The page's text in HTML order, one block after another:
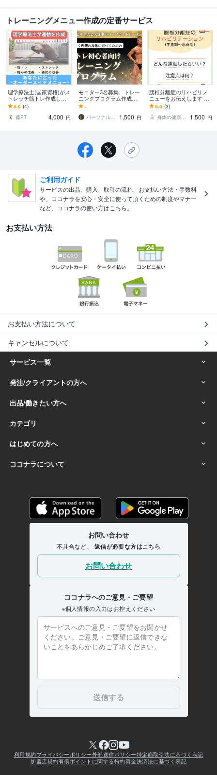
トレーニングメニュー作成の定番サービス
理学療法士(国家資格)がス
トレッチ筋トレ作成しま
す 柔軟性、筋力、肩こ
り・腰痛など痛み・疲労
改善メニュー作成
5.0 (4)
藤PT
4,000 円
モニター3名募集 トレー
ニングプログラム作成し
ます 筋トレ初心者向け
完全オーダーメイドでの
筋トレプログラム作成
-
パーソナルトレーナー 今枝よしき
1,500 円
腰椎分離症のリハビリメ
ニューをお伝えします ス
ポーツの復帰に向けたト
レーニング30種類を提案
します
5.0 (3)
身体の健康をサポートし隊PT
1,500 円
ご利用ガイド
サービスの出品、購入、取引の流れ、お支払い方法・手数料
や、ココナラを安心・安全に使って頂くための制度やマナー
など、ココナラの使い方はこちら。
お支払い方法
お支払い方法について
キャンセルについて